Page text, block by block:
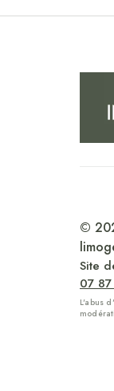
©
Site
07
L'abus